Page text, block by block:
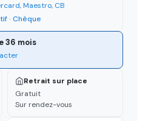
· Chèque
36 mois
Retrait sur place
Gratuit
Sur rendez-vous